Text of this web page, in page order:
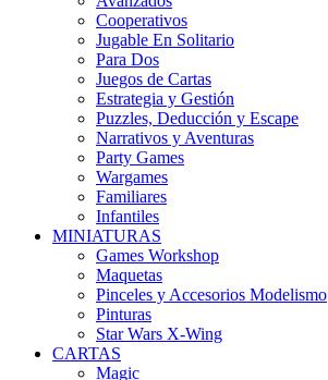
Cooperativos
Jugable En Solitario
Para Dos
Juegos de Cartas
Estrategia y Gestión
Puzzles, Deducción y Escape
Narrativos y Aventuras
Party Games
Wargames
Familiares
Infantiles
MINIATURAS
Games Workshop
Maquetas
Pinceles y Accesorios Modelismo
Pinturas
Star Wars X-Wing
CARTAS
Magic